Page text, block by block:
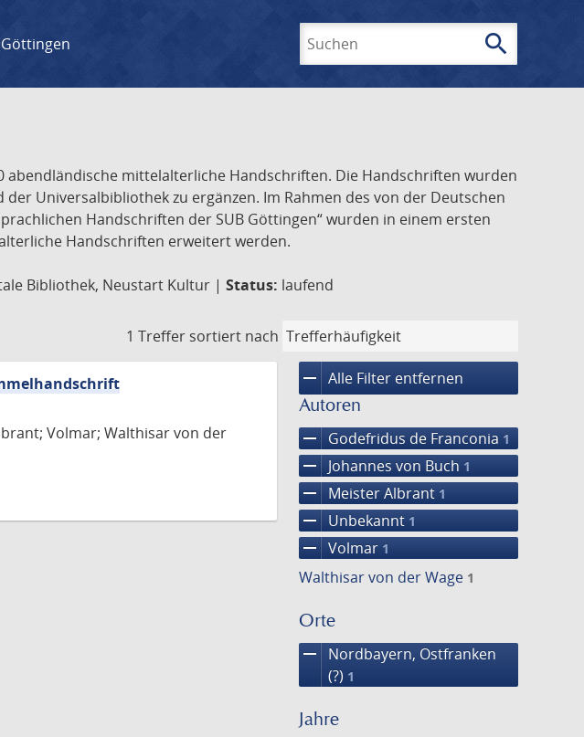
Göttingen search
mittelalterliche Handschriften. Die Handschriften wurden
Universalbibliothek zu ergänzen. Im Rahmen des von der Deutschen
Handschriften der SUB Göttingen“ wurden in einem ersten
Handschriften erweitert werden.
Bibliothek, Neustart Kultur | Status: laufend
1 Treffer sortiert nach
remove Alle Filter entfernen
Autoren
remove Godefridus de Franconia 1
remove Johannes von Buch 1
remove Meister Albrant 1
remove Unbekannt 1
remove Volmar 1
Walthisar von der Wage 1
Orte
remove
Nordbayern, Ostfranken
(?) 1
Jahre
Volmar; Walthisar von der